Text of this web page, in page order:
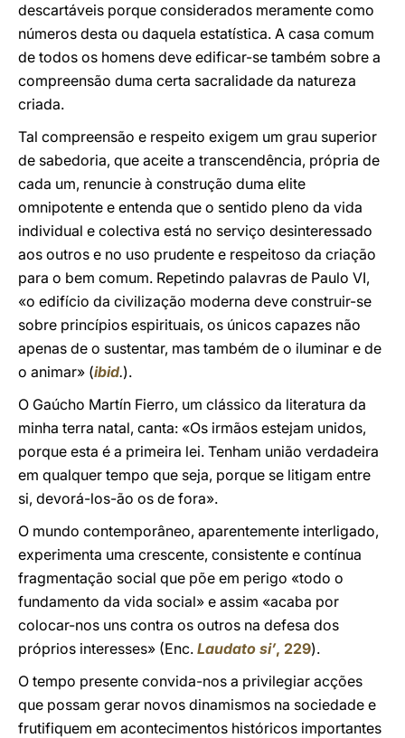
descartáveis porque considerados meramente como
números desta ou daquela estatística. A casa comum
de todos os homens deve edificar-se também sobre a
compreensão duma certa sacralidade da natureza
criada.
Tal compreensão e respeito exigem um grau superior
de sabedoria, que aceite a transcendência, própria de
cada um, renuncie à construção duma elite
omnipotente e entenda que o sentido pleno da vida
individual e colectiva está no serviço desinteressado
aos outros e no uso prudente e respeitoso da criação
para o bem comum. Repetindo palavras de Paulo VI,
«o edifício da civilização moderna deve construir-se
sobre princípios espirituais, os únicos capazes não
apenas de o sustentar, mas também de o iluminar e de
o animar» (ibid.).
O Gaúcho Martín Fierro, um clássico da literatura da
minha terra natal, canta: «Os irmãos estejam unidos,
porque esta é a primeira lei. Tenham união verdadeira
em qualquer tempo que seja, porque se litigam entre
si, devorá-los-ão os de fora».
O mundo contemporâneo, aparentemente interligado,
experimenta uma crescente, consistente e contínua
fragmentação social que põe em perigo «todo o
fundamento da vida social» e assim «acaba por
colocar-nos uns contra os outros na defesa dos
próprios interesses» (Enc. Laudato si’, 229).
O tempo presente convida-nos a privilegiar acções
que possam gerar novos dinamismos na sociedade e
frutifiquem em acontecimentos históricos importantes